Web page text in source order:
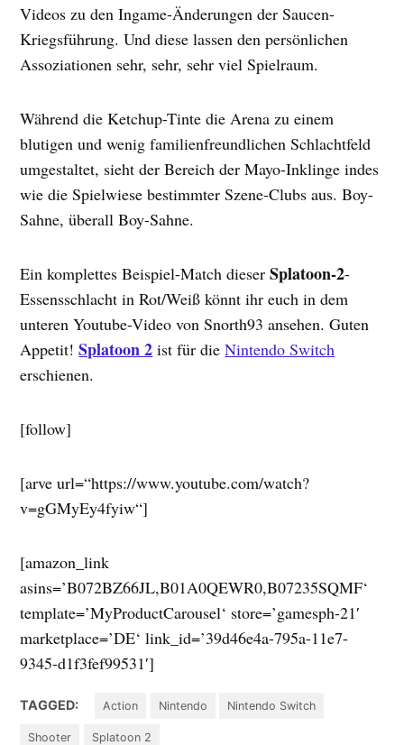
Videos zu den Ingame-Änderungen der Saucen-
Kriegsführung. Und diese lassen den persönlichen
Assoziationen sehr, sehr, sehr viel Spielraum.
Während die Ketchup-Tinte die Arena zu einem
blutigen und wenig familienfreundlichen Schlachtfeld
umgestaltet, sieht der Bereich der Mayo-Inklinge indes
wie die Spielwiese bestimmter Szene-Clubs aus. Boy-
Sahne, überall Boy-Sahne.
Ein komplettes Beispiel-Match dieserSplatoon-2-
Essensschlacht in Rot/Weiß könnt ihr euch in dem
unteren Youtube-Video von Snorth93 ansehen. Guten
Appetit!Splatoon 2 ist für dieNintendo Switch
erschienen.
[follow]
[arve url=“https://www.youtube.com/watch?
v=gGMyEy4fyiw“]
[amazon_link
asins=’B072BZ66JL,B01A0QEWR0,B07235SQMF‘
template=’MyProductCarousel‘ store=’gamesph-21′
marketplace=’DE‘ link_id=’39d46e4a-795a-11e7-
9345-d1f3fef99531′]
TAGGED: Action Nintendo Nintendo Switch
Shooter Splatoon 2